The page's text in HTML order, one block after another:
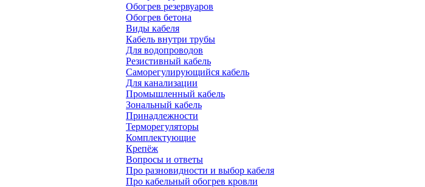
Обогрев резервуаров
Обогрев бетона
Виды кабеля
Кабель внутри трубы
Для водопроводов
Резистивный кабель
Саморегулирующийся кабель
Для канализации
Промышленный кабель
Зональный кабель
Принадлежности
Терморегуляторы
Комплектующие
Крепёж
Вопросы и ответы
Про разновидности и выбор кабеля
Про кабельный обогрев кровли